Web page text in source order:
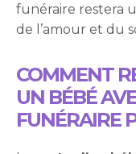
funéraire restera
de l’amour et du
COMMENT
UN BÉBÉ
FUNÉRAIRE